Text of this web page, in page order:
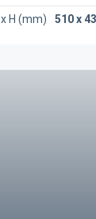
H (mm) 510 x